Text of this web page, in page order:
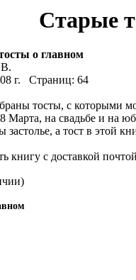
Старые
о главном
г. Страниц: 64
тосты, с которыми
на свадьбе и на
а тост в этой
книгу с доставкой